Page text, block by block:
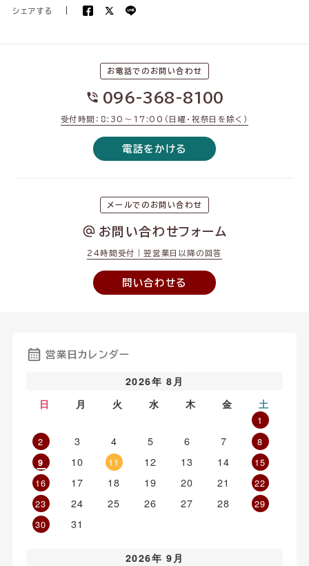
シェアする
お電話でのお問い合わせ
096-368-8100
受付時間：8:30〜17:00（日曜・祝祭日を除く）
電話をかける
メールでのお問い合わせ
お問い合わせフォーム
24時間受付｜翌営業日以降の回答
問い合わせる
営業日カレンダー
2026年 8月
日
月 火 水 木 金 土
1
2
3 4 5 6 7 8
9 10 11 12 13 14
15
16
17 18 19 20 21
22
23
24 25 26 27 28
29
30
31
2026年 9月